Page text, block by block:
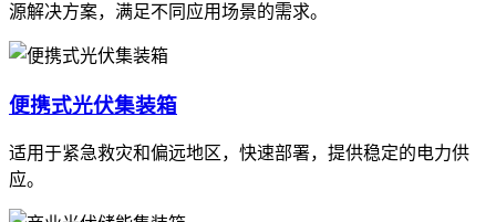
源解决方案，满足不同应用场景的需求。
便携式光伏集装箱
适用于紧急救灾和偏远地区，快速部署，提供稳定的电力供
应。